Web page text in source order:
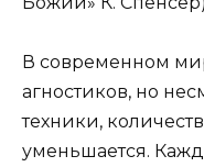
В современном
агностиков, но
техники,
уменьшается.